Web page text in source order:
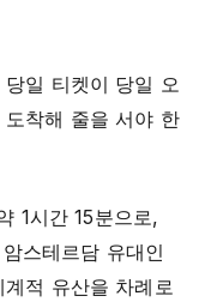
일 티켓이 당일 오
착해 줄을 서야 한
1시간 15분으로,
스테르담 유대인
적 유산을 차례로